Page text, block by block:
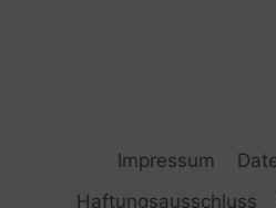
Impressum
Haftungsausschluss